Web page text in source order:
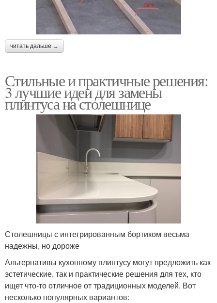
читать дальше →
Стильные и практичные решения:
3 лучшие идеи для замены
плинтуса на столешнице
Столешницы с интегрированным бортиком весьма
надежны, но дороже
Альтернативы кухонному плинтусу могут предложить как
эстетические, так и практические решения для тех, кто
ищет что-то отличное от традиционных моделей. Вот
несколько популярных вариантов: